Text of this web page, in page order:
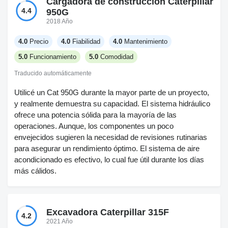
significativamente. Sin embargo, acostumbrarse a la falta
de controles piloto hidráulicos fue un desafío al principio.
para proyectos que requieren producción constante.
4.4
950G
2018 Año
4.0 Precio 4.0 Fiabilidad 4.0 Mantenimiento
5.0 Funcionamiento 5.0 Comodidad
Traducido automáticamente
Utilicé un Cat 950G durante la mayor parte de un proyecto,
y realmente demuestra su capacidad. El sistema hidráulico
ofrece una potencia sólida para la mayoría de las
operaciones. Aunque, los componentes un poco
envejecidos sugieren la necesidad de revisiones rutinarias
para asegurar un rendimiento óptimo. El sistema de aire
acondicionado es efectivo, lo cual fue útil durante los días
más cálidos.
4.2 Excavadora Caterpillar 315F
2021 Año